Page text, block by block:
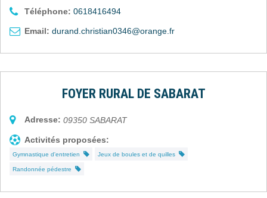
Téléphone: 0618416494
Email: durand.christian0346@orange.fr
FOYER RURAL DE SABARAT
Adresse: 09350 SABARAT
Activités proposées:
Gymnastique d'entretien Jeux de boules et de quilles
Randonnée pédestre